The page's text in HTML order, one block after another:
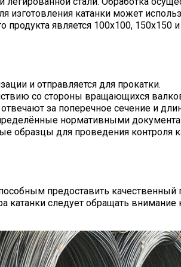
изготовления катанки может
является 100х100, 150х150
и отправляется для прокатки.
со стороны вращающихся
за поперечное сечение и
нормативными
образцы для проведения контроля
предоставить качественный
катанки следует обращать